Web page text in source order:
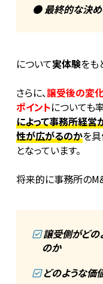
● 最終的な決め
について実体験をも
さらに、譲受後の変
ポイントについても
によって事務所経営
性が広がるのかを
となっています。
将来的に事務所の
譲受側がどの
のか
どのような価